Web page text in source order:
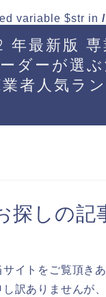
variable $str in
年最新版 専
ダーが選
者人気ラ
探しの記
サイトをご覧頂き
し訳ありませんが